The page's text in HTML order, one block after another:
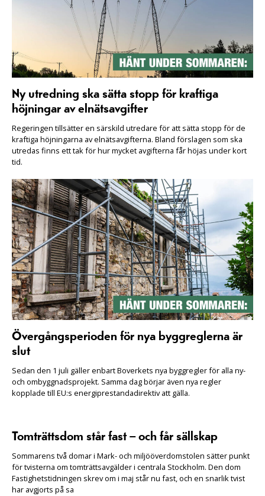
Ny utredning ska sätta stopp för kraftiga
höjningar av elnätsavgifter
Regeringen tillsätter en särskild utredare för att sätta stopp för de
kraftiga höjningarna av elnätsavgifterna. Bland förslagen som ska
utredas finns ett tak för hur mycket avgifterna får höjas under kort
tid.
Övergångsperioden för nya byggreglerna är
slut
Sedan den 1 juli gäller enbart Boverkets nya byggregler för alla ny-
och ombyggnadsprojekt. Samma dag börjar även nya regler
kopplade till EU:s energiprestandadirektiv att gälla.
Tomträttsdom står fast – och får sällskap
Sommarens två domar i Mark- och miljööverdomstolen sätter punkt
för tvisterna om tomträttsavgälder i centrala Stockholm. Den dom
Fastighetstidningen skrev om i maj står nu fast, och en snarlik tvist
har avgjorts på sa